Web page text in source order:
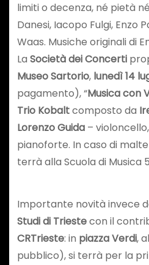
limiti o decenza, né pietà
Danesi, Iacopo Fulgi, Enzo
Waas. Musiche originali di
La Società dei Concerti
Museo Sartorio, lunedì 14
pagamento), “Musica con
Trio Kobaltcomposto da
Lorenzo Guida– violoncello,
pianoforte. In caso di
terrà alla Scuola di Musica
Importante novità invece
Studi di Triestecon il
CRTrieste: in piazza Verdi,
pubblico), si terrà per la